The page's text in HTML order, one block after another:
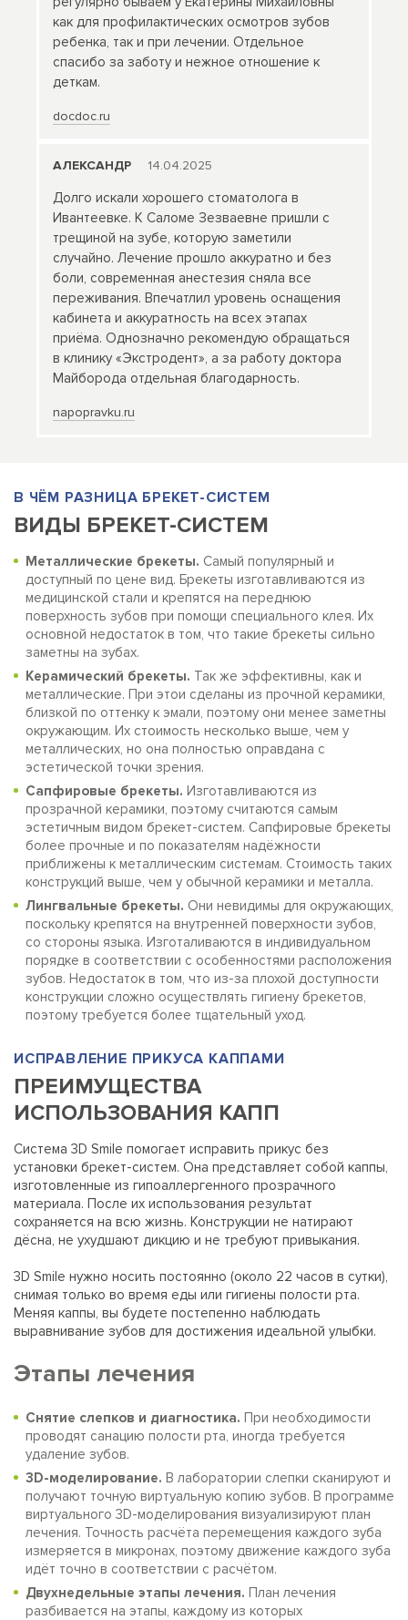
как для профилактических осмотров зубов
ребенка, так и при лечении. Отдельное
спасибо за заботу и нежное отношение к
деткам.
docdoc.ru
АЛЕКСАНДР 14.04.2025
Долго искали хорошего стоматолога в
Ивантеевке. К Саломе Зезваевне пришли с
трещиной на зубе, которую заметили
случайно. Лечение прошло аккуратно и без
боли, современная анестезия сняла все
переживания. Впечатлил уровень оснащения
кабинета и аккуратность на всех этапах
приёма. Однозначно рекомендую обращаться
в клинику «Экстродент», а за работу доктора
Майборода отдельная благодарность.
napopravku.ru
В ЧЁМ РАЗНИЦА БРЕКЕТ-СИСТЕМ
ВИДЫ БРЕКЕТ-СИСТЕМ
Металлические брекеты. Самый популярный и
доступный по цене вид. Брекеты изготавливаются из
медицинской стали и крепятся на переднюю
поверхность зубов при помощи специального клея. Их
основной недостаток в том, что такие брекеты сильно
заметны на зубах.
Керамический брекеты. Так же эффективны, как и
металлические. При этои сделаны из прочной керамики,
близкой по оттенку к эмали, поэтому они менее заметны
окружающим. Их стоимость несколько выше, чем у
металлических, но она полностью оправдана с
эстетической точки зрения.
Сапфировые брекеты. Изготавливаются из
прозрачной керамики, поэтому считаются самым
эстетичным видом брекет-систем. Сапфировые брекеты
более прочные и по показателям надёжности
приближены к металлическим системам. Стоимость таких
конструкций выше, чем у обычной керамики и металла.
Лингвальные брекеты. Они невидимы для окружающих,
поскольку крепятся на внутренней поверхности зубов,
со стороны языка. Изготаливаются в индивидуальном
порядке в соответствии с особенностями расположения
зубов. Недостаток в том, что из-за плохой доступности
конструкции сложно осуществлять гигиену брекетов,
поэтому требуется более тщательный уход.
ИСПРАВЛЕНИЕ ПРИКУСА КАППАМИ
ПРЕИМУЩЕСТВА
ИСПОЛЬЗОВАНИЯ КАПП
Система 3D Smile помогает исправить прикус без
установки брекет-систем. Она представляет собой каппы,
изготовленные из гипоаллергенного прозрачного
материала. После их использования результат
сохраняется на всю жизнь. Конструкции не натирают
дёсна, не ухудшают дикцию и не требуют привыкания.
3D Smile нужно носить постоянно (около 22 часов в сутки),
снимая только во время еды или гигиены полости рта.
Меняя каппы, вы будете постепенно наблюдать
выравнивание зубов для достижения идеальной улыбки.
Этапы лечения
Снятие слепков и диагностика. При необходимости
проводят санацию полости рта, иногда требуется
удаление зубов.
3D-моделирование. В лаборатории слепки сканируют и
получают точную виртуальную копию зубов. В программе
виртуального 3D-моделирования визуализируют план
лечения. Точность расчёта перемещения каждого зуба
измеряется в микронах, поэтому движение каждого зуба
идёт точно в соответствии с расчётом.
Двухнедельные этапы лечения. План лечения
разбивается на этапы, каждому из которых